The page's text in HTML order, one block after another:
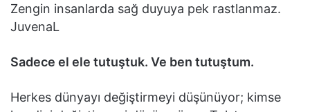
Zengin insanlarda sağ duyuya pek rastlanmaz.
JuvenaL
Sadece el ele tutuştuk. Ve ben tutuştum.
Herkes dünyayı değiştirmeyi düşünüyor; kimse